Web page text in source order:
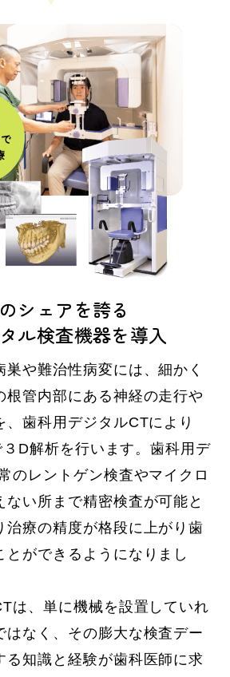
シェアを誇る
ル検査機器を導入
巣や難治性病変には、細かく
根管内部にある神経の走行や
、歯科用デジタルCTにより
D解析を行います。歯科用デ
のレントゲン検査やマイクロ
ない所まで精密検査が可能と
治療の精度が格段に上がり歯
とができるようになりまし
は、単に機械を設置していれ
はなく、その膨大な検査デー
る知識と経験が歯科医師に求